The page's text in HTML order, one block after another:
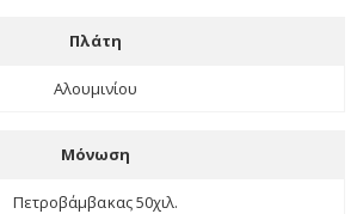
Πλάτη
Αλουμινίου
Μόνωση
Πετροβάμβακας 50χιλ.